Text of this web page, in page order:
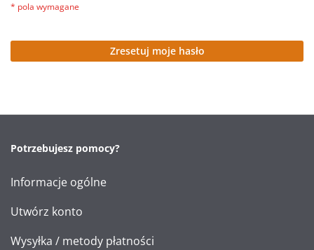
Zresetuj moje hasło
Potrzebujesz pomocy?
Informacje ogólne
Utwórz konto
Wysyłka / metody płatności